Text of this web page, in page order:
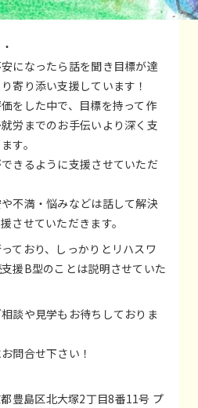
になったら話を聞き目標が達
寄り添い支援しています！
をした中で、目標を持って作
労までのお手伝いより深く支
す。
きるように支援させていただ
不満・悩みなどは話して解決
させていただきます。
ており、しっかりとリハスワ
援B型のことは説明させていた
談や見学もお待ちしておりま
問合せ下さい！
豊島区北大塚2丁目8番11号 プ